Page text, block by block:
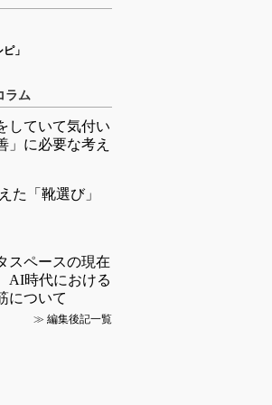
」
ラム
していて気付い
」に必要な考え
た「靴選び」
スペースの現在
時代における
について
≫ 編集後記一覧